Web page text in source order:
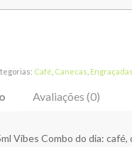
Café Canecas Engraçadas
Avaliações (0)
Vibes Combo do dia: café,